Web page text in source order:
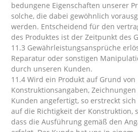
bedungene Eigenschaften unserer
solche, die dabei gewöhnlich
werden. Entscheidend für den
des Produktes ist der Zeitpunkt des
11.3 Gewährleistungsansprüche
Reparatur oder sonstigen
durch unseren Kunden.
11.4 Wird ein Produkt auf Grund von
Konstruktionsangaben,
Kunden angefertigt, so erstreckt
auf die Richtigkeit der Konstruktion,
dass die Ausführung gemäß den